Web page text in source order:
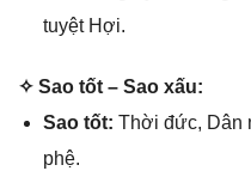
tuyệt Hợi.
✧ Sao tốt – Sao xấu:
Sao tốt: Thời đức, Dân
phệ.